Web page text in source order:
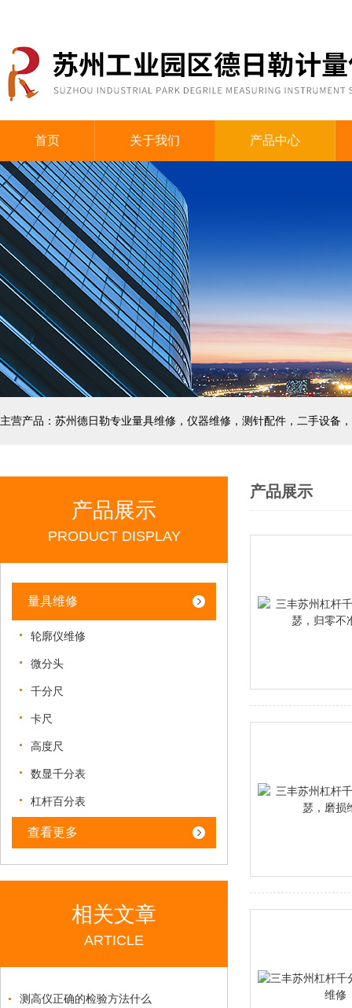
首页 关于我们 产品中心
主营产品：苏州德日勒专业量具维修，仪器维修，测针配件，二手设备
产品展示
PRODUCT DISPLAY
量具维修
轮廓仪维修
微分头
千分尺
卡尺
高度尺
数显千分表
杠杆百分表
查看更多
相关文章
ARTICLE
测高仪正确的检验方法什么
产品展示